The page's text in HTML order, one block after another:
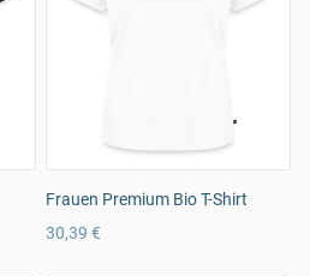
Frauen Premium Bio T-Shirt
30,39 €